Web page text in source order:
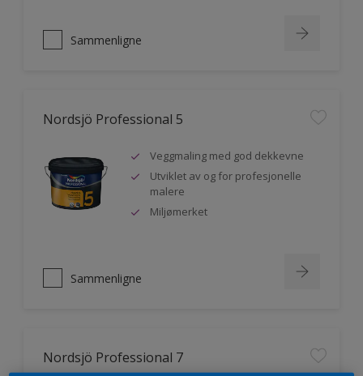
Sammenligne
Nordsjö Professional 5
Veggmaling med god dekkevne
Utviklet av og for profesjonelle
malere
Miljømerket
Sammenligne
Nordsjö Professional 7